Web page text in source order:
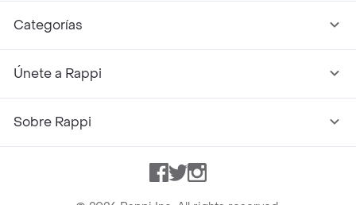
Categorías
Únete a Rappi
Sobre Rappi
Facebook
TwitterInstagram